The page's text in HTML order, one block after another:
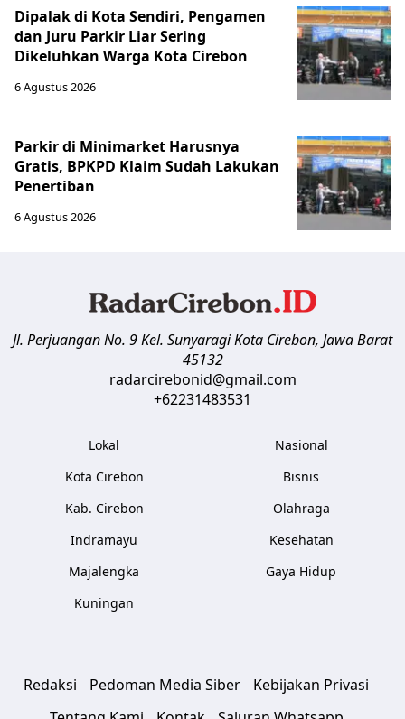
Dipalak di Kota Sendiri, Pengamen
dan Juru Parkir Liar Sering
Dikeluhkan Warga Kota Cirebon
6 Agustus 2026
Parkir di Minimarket Harusnya
Gratis, BPKPD Klaim Sudah Lakukan
Penertiban
6 Agustus 2026
Jl. Perjuangan No. 9 Kel. SunyaragiKota Cirebon, Jawa Barat
45132
radarcirebonid@gmail.com
+62231483531
Lokal
Kota Cirebon
Kab. Cirebon
Indramayu
Majalengka
Kuningan
Nasional
Bisnis
Olahraga
Kesehatan
Gaya Hidup
Redaksi Pedoman Media Siber
Kebijakan Privasi